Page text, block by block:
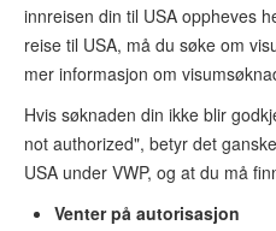
innreisen din til USA oppheves
reise til USA, må du søke om
mer informasjon om
Hvis søknaden din ikke blir
not authorized", betyr det
USA under VWP, og at du må
Venter på autorisasjon